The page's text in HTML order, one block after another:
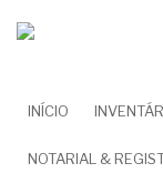
para
principal
NAVEGAÇÃO
INÍCIO
NOTARIAL &